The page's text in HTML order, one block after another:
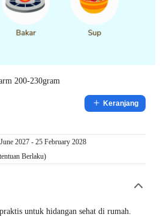
200-230gram
Keranjang
2027 - 25 February 2028
Berlaku)
untuk hidangan sehat di rumah.